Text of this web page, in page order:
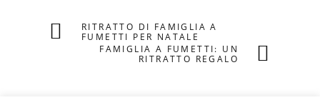
RITRATTO DI FAMIGLIA A
FUMETTI PER NATALE
FAMIGLIA A FUMETTI: UN
RITRATTO REGALO